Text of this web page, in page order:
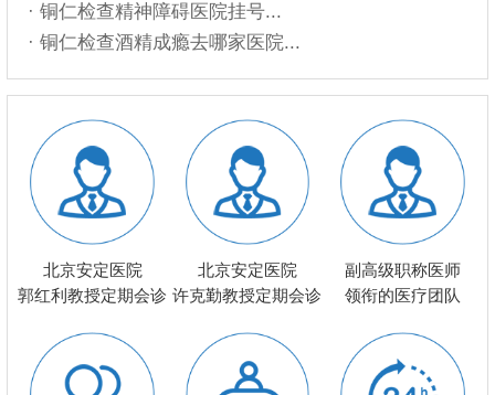
· 铜仁检查精神障碍医院挂号...
· 铜仁检查酒精成瘾去哪家医院...
北京安定医院
郭红利教授定期会诊
北京安定医院
许克勤教授定期会诊
副高级职称医师
领衔的医疗团队